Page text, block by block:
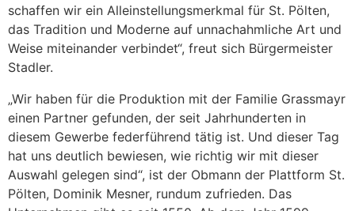
schaffen wir ein Alleinstellungsmerkmal für St. Pölten,
das Tradition und Moderne auf unnachahmliche Art und
Weise miteinander verbindet“, freut sich Bürgermeister
Stadler.
„Wir haben für die Produktion mit der Familie Grassmayr
einen Partner gefunden, der seit Jahrhunderten in
diesem Gewerbe federführend tätig ist. Und dieser Tag
hat uns deutlich bewiesen, wie richtig wir mit dieser
Auswahl gelegen sind“, ist der Obmann der Plattform St.
Pölten, Dominik Mesner, rundum zufrieden. Das